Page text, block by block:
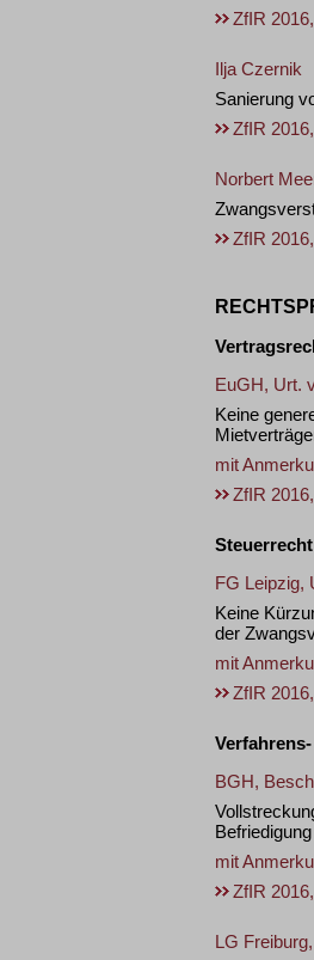
ZfIR
Ilja Czernik
Sanierung
ZfIR
Norbert
ZfIR
EuGH, Urt.
Keine
mit
ZfIR
Steuerrecht
FG Leipzig,
Keine
der
mit
ZfIR
BGH,
mit
ZfIR
LG